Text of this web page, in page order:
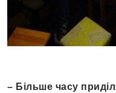
– Більше часу